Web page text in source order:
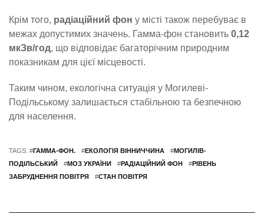
Крім того, радіаційний фон у місті також перебуває в
межах допустимих значень. Гамма-фон становить 0,12
мкЗв/год, що відповідає багаторічним природним
показникам для цієї місцевості.
Таким чином, екологічна ситуація у Могилеві-
Подільському залишається стабільною та безпечною
для населення.
TAGS: #ГАММА-ФОН. #ЕКОЛОГІЯ ВІННИЧЧИНА #МОГИЛІВ-
ПОДІЛЬСЬКИЙ
#МОЗ УКРАЇНИ #РАДІАЦІЙНИЙ ФОН #РІВЕНЬ
ЗАБРУДНЕННЯ ПОВІТРЯ
#СТАН ПОВІТРЯ